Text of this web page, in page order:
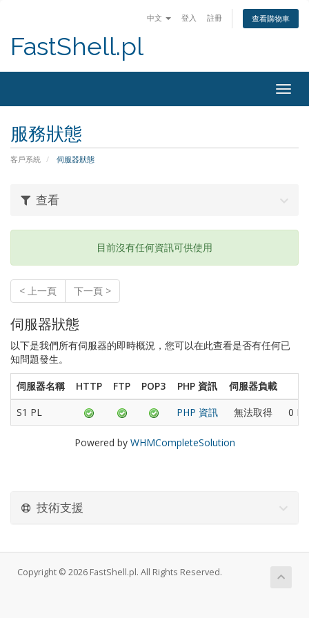
中文 登入 註冊 查看購物車
FastShell.pl
服務狀態
客戶系統 伺服器狀態
查看
目前沒有任何資訊可供使用
< 上一頁 下一頁 >
伺服器狀態
以下是我們所有伺服器的即時概況，您可以在此查看是否有任何已
知問題發生。
伺服器名稱 HTTP FTP POP3 PHP 資訊 伺服器負載
S1 PL
PHP 資訊 無法取得 0
Powered by WHMCompleteSolution
技術支援
Copyright © 2026 FastShell.pl. All Rights Reserved.